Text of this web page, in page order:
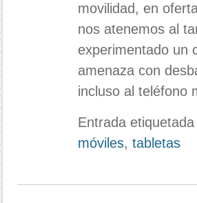
movilidad, en
nos atenemos al
experimentado un
amenaza con
incluso al teléfono
Entrada etiquetada
móviles, tabletas